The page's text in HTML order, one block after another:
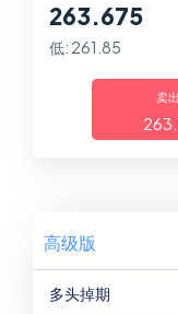
263.675
低: 261.85
卖出
高级版
多头掉期